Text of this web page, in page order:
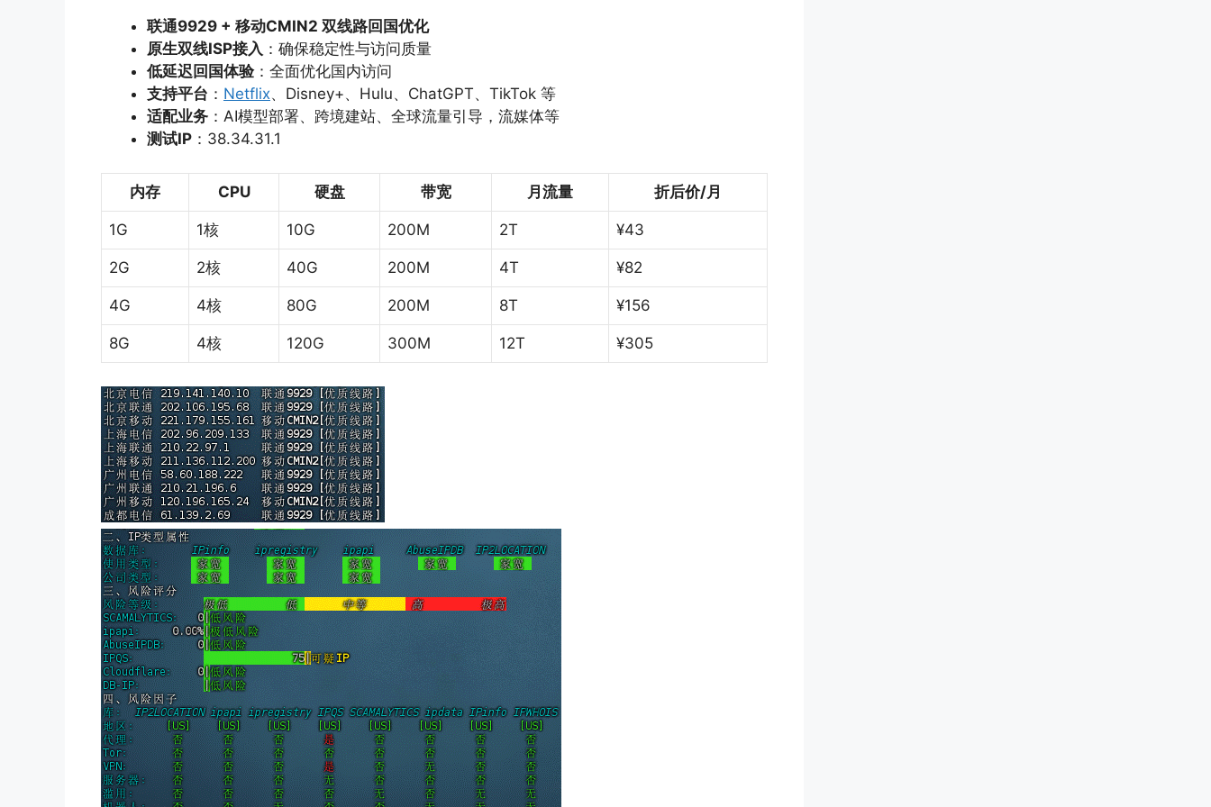
联通9929 + 移动CMIN2 双线路回国优化
原生双线ISP接入 ：确保稳定性与访问质量
低延迟回国体验：全面优化国内访问
支持平台 ： Netflix、Disney+、Hulu、ChatGPT、TikTok 等
适配业务 ：AI模型部署、跨境建站、全球流量引导，流媒体等
测试IP ：38.34.31.1
内存 CPU 硬盘 带宽 月流量 折后价/月
1G 1核 10G 200M 2T ¥43
2G 2核 40G 200M 4T ¥82
4G 4核 80G 200M 8T ¥156
8G 4核 120G 300M 12T ¥305